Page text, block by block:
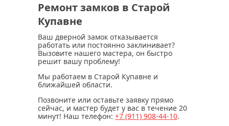
Ремонт замков в Старой
Купавне
Ваш дверной замок отказывается
работать или постоянно заклинивает?
Вызовите нашего мастера, он быстро
решит вашу проблему!
Мы работаем в Старой Купавне и
ближайшей области.
Позвоните или оставьте заявку прямо
сейчас, и мастер будет у вас в течение 20
минут! Наш телефон: +7 (911) 908-44-10.